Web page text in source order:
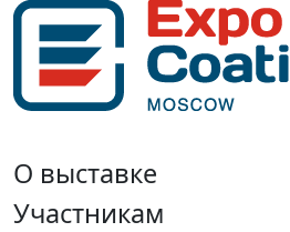
О выставке
Участникам